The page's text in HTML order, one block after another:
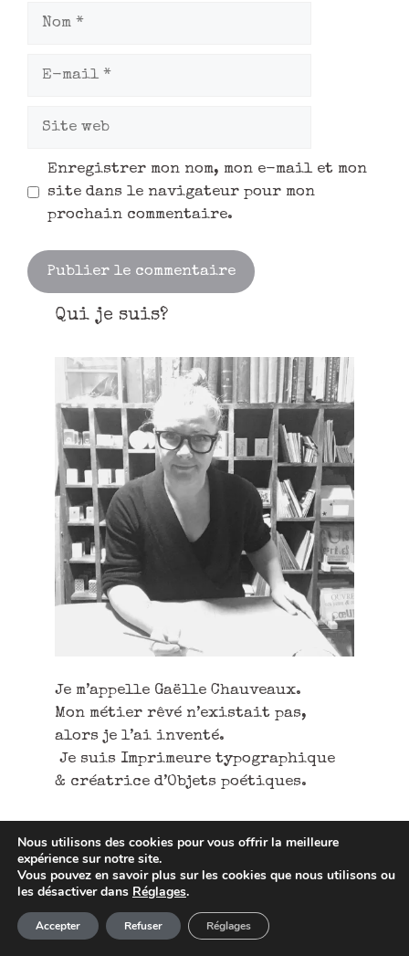
Enregistrer mon nom, mon e-mail et mon
site dans le navigateur pour mon
prochain commentaire.
Qui je suis?
Je m’appelle Gaëlle Chauveaux.
Mon métier rêvé n’existait pas,
alors je l’ai inventé.
Je suis Imprimeure typographique
& créatrice d’Objets poétiques.
Article ajouté au panier
0 Produit - 0,00
Nous utilisons des cookies pour vous offrir la meilleure
expérience sur notre site.
Vous pouvez en savoir plus sur les cookies que nous utilisons ou
les désactiver dans Réglages.
Accepter Refuser Réglages